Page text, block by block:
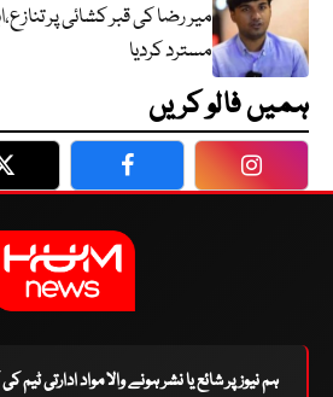
میر رضا کی قبر کشائی پر
مسترد کردیا
ہمیں فالو کریں
Twitter Facebook
ہم نیوز پر شائع یا نشر ہونے والا مواد ادارتی